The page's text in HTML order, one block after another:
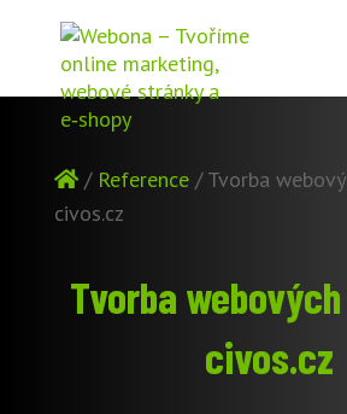
/ Reference/Tvorba
civos.cz
Tvorba
civos.cz